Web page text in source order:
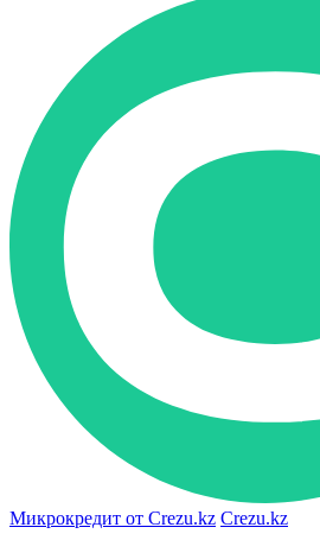
Микрокредит от Crezu.kz Crezu.kz